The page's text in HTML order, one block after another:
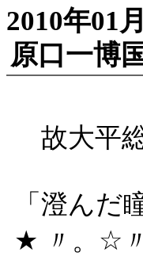
2010年01
原口一博
故大平
「澄んだ
★ 〃。☆